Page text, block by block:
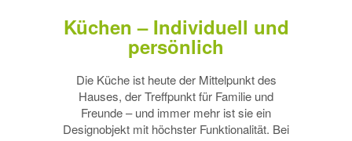
Küchen – Individuell und
persönlich
Die Küche ist heute der Mittelpunkt des
Hauses, der Treffpunkt für Familie und
Freunde – und immer mehr ist sie ein
Designobjekt mit höchster Funktionalität. Bei